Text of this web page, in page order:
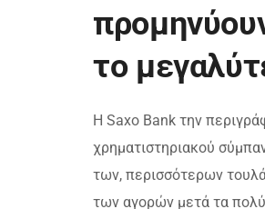
το
Η Saxo Bank την
χρηματιστηριακού
των, περισσότερων
των αγορών μετά τα